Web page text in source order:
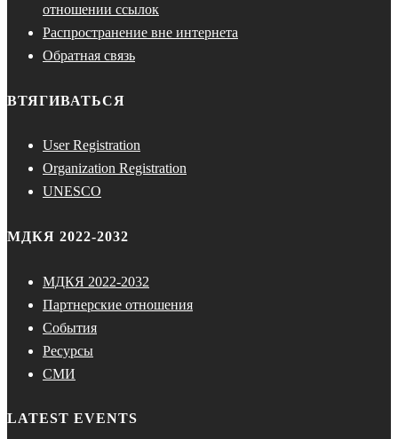
отношении ссылок
Распространение вне интернета
Обратная связь
ВТЯГИВАТЬСЯ
User Registration
Organization Registration
UNESCO
МДКЯ 2022-2032
МДКЯ 2022-2032
Партнерские отношения
События
Ресурсы
СМИ
LATEST EVENTS